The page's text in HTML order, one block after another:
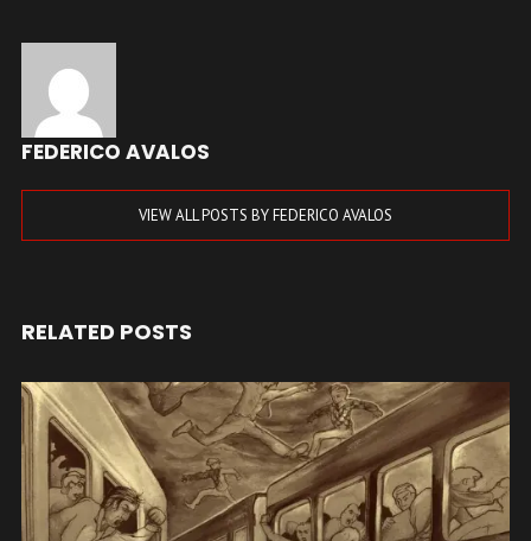
FEDERICO AVALOS
VIEW ALL POSTS BY FEDERICO AVALOS
RELATED POSTS